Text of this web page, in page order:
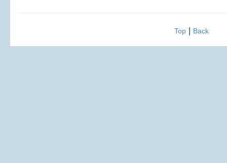
Top| Back